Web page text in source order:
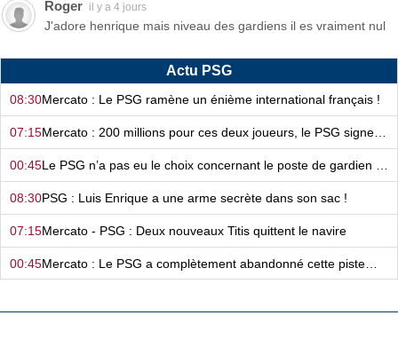
Roger il y a 4 jours
J'adore henrique mais niveau des gardiens il es vraiment nul
Actu PSG
08:30Mercato : Le PSG ramène un énième international français !
07:15
00:45
08:30PSG : Luis Enrique a une arme secrète dans son sac !
07:15Mercato - PSG : Deux nouveaux Titis quittent le navire
00:45Mercato : Le PSG a complètement abandonné cette piste…